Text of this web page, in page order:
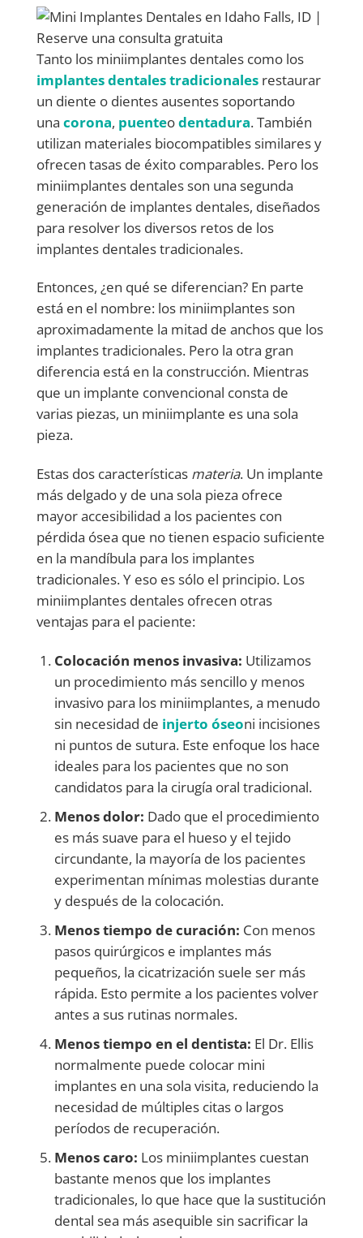
Tanto los miniimplantes dentales como los
implantes dentales tradicionales restaurar
un diente o dientes ausentes soportando
una corona, puenteodentadura. También
utilizan materiales biocompatibles similares y
ofrecen tasas de éxito comparables. Pero los
miniimplantes dentales son una segunda
generación de implantes dentales, diseñados
para resolver los diversos retos de los
implantes dentales tradicionales.
Entonces, ¿en qué se diferencian? En parte
está en el nombre: los miniimplantes son
aproximadamente la mitad de anchos que los
implantes tradicionales. Pero la otra gran
diferencia está en la construcción. Mientras
que un implante convencional consta de
varias piezas, un miniimplante es una sola
pieza.
Estas dos características materia. Un implante
más delgado y de una sola pieza ofrece
mayor accesibilidad a los pacientes con
pérdida ósea que no tienen espacio suficiente
en la mandíbula para los implantes
tradicionales. Y eso es sólo el principio. Los
miniimplantes dentales ofrecen otras
ventajas para el paciente:
Colocación menos invasiva: Utilizamos
un procedimiento más sencillo y menos
invasivo para los miniimplantes, a menudo
sin necesidad de injerto óseoni incisiones
ni puntos de sutura. Este enfoque los hace
ideales para los pacientes que no son
candidatos para la cirugía oral tradicional.
Menos dolor: Dado que el procedimiento
es más suave para el hueso y el tejido
circundante, la mayoría de los pacientes
experimentan mínimas molestias durante
y después de la colocación.
Menos tiempo de curación: Con menos
pasos quirúrgicos e implantes más
pequeños, la cicatrización suele ser más
rápida. Esto permite a los pacientes volver
antes a sus rutinas normales.
Menos tiempo en el dentista: El Dr. Ellis
normalmente puede colocar mini
implantes en una sola visita, reduciendo la
necesidad de múltiples citas o largos
períodos de recuperación.
Menos caro: Los miniimplantes cuestan
bastante menos que los implantes
tradicionales, lo que hace que la sustitución
dental sea más asequible sin sacrificar la